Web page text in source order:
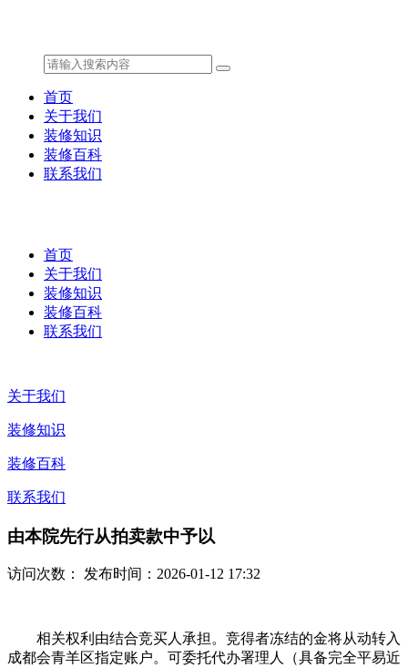
首页
关于我们
装修知识
装修百科
联系我们
首页
关于我们
装修知识
装修百科
联系我们
关于我们
装修知识
装修百科
联系我们
由本院先行从拍卖款中予以
访问次数： 发布时间：2026-01-12 17:32
相关权利由结合竞买人承担。竞得者冻结的金将从动转入
成都会青羊区指定账户。可委托代办署理人（具备完全平易近